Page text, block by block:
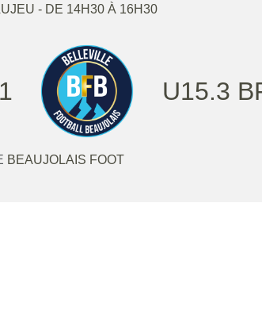
- DE 14H30 À 16H30
1 U15.3
BEAUJOLAIS FOOT